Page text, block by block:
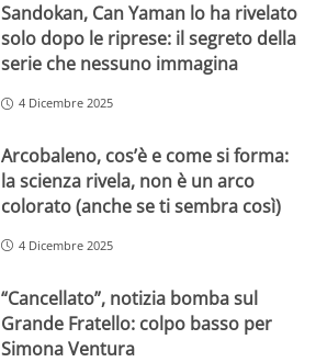
Sandokan, Can Yaman lo ha rivelato
solo dopo le riprese: il segreto della
serie che nessuno immagina
4 Dicembre 2025
Arcobaleno, cos’è e come si forma:
la scienza rivela, non è un arco
colorato (anche se ti sembra così)
4 Dicembre 2025
“Cancellato”, notizia bomba sul
Grande Fratello: colpo basso per
Simona Ventura